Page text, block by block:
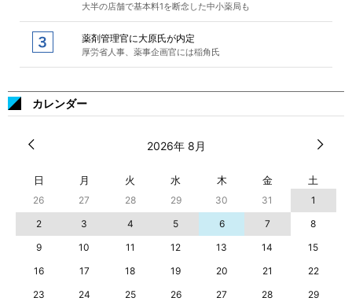
大半の店舗で基本料1を断念した中小薬局も
薬剤管理官に大原氏が内定
厚労省人事、薬事企画官には稲角氏
カレンダー
2026年 8月
日 月 火 水 木 金 土
26 27 28 29 30 31
1
2
3 4 5 6 7
8
9
10 11 12 13 14
15
16
17 18 19 20 21
22
23
24 25 26 27 28
29